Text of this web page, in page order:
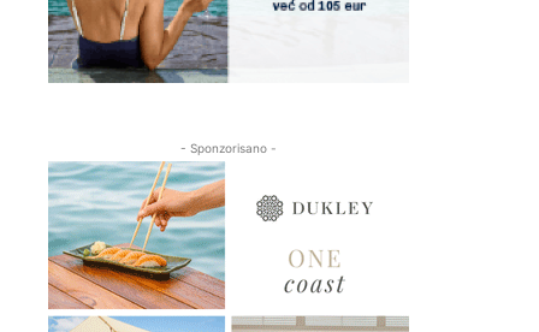
- Sponzorisano -